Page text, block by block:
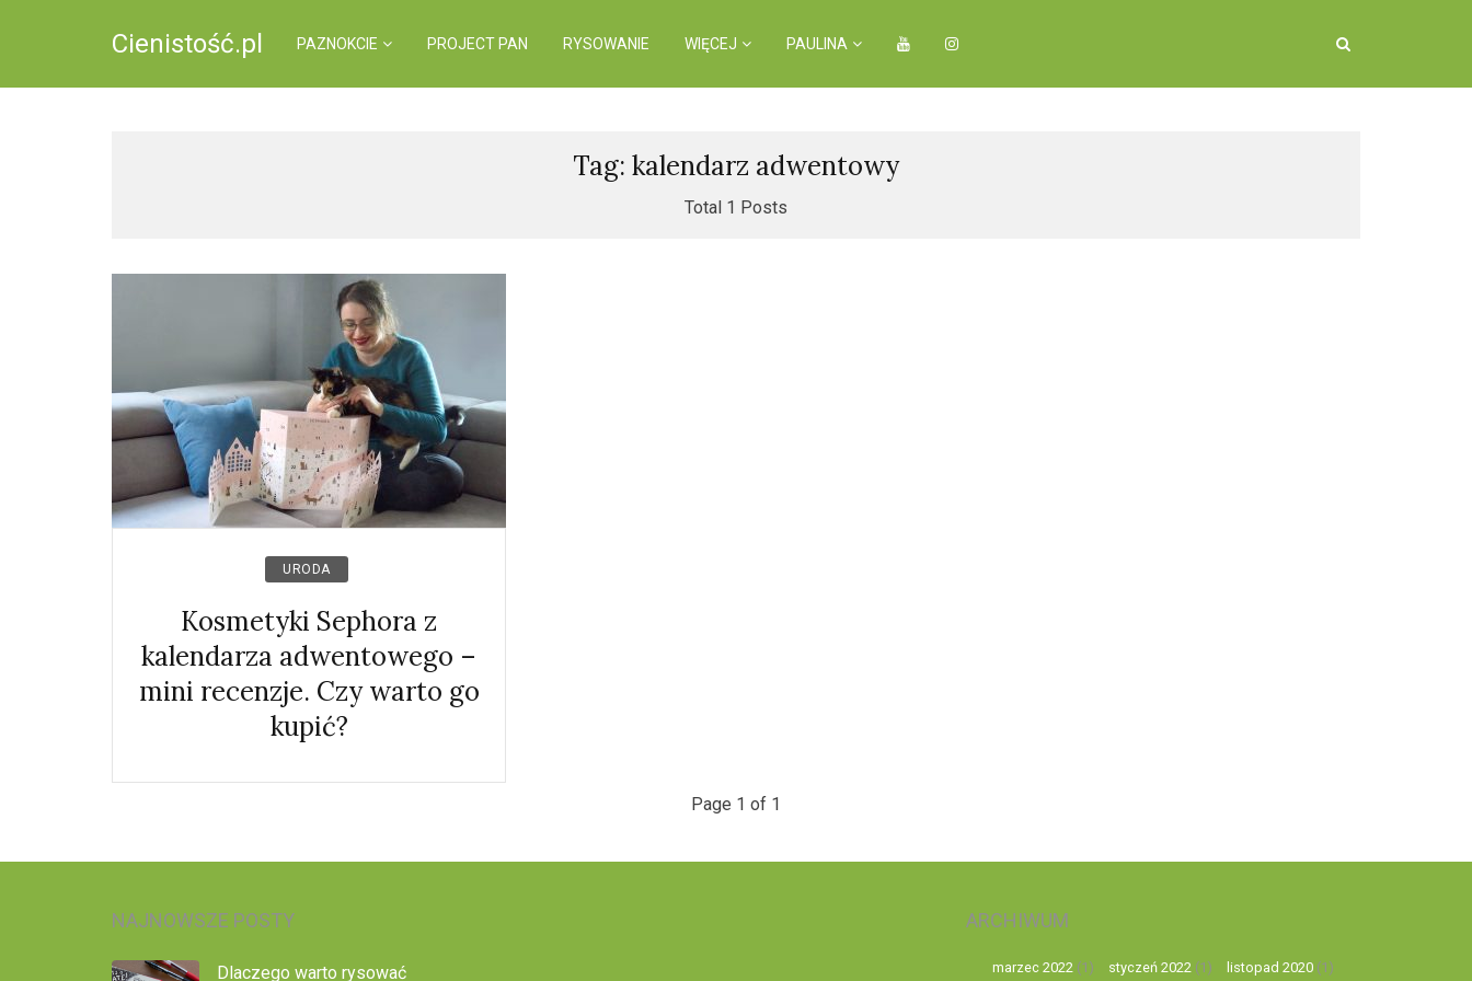
Cienistość.pl PAZNOKCIE PROJECT PAN RYSOWANIE WIĘCEJ PAULINA
Tag: kalendarz adwentowy
Total 1 Posts
URODA
Kosmetyki Sephora z
kalendarza adwentowego –
mini recenzje. Czy warto go
kupić?
Page 1 of 1
NAJNOWSZE POSTY
Dlaczego warto rysować
ARCHIWUM
marzec 2022 (1) styczeń 2022 (1) listopad 2020(1)